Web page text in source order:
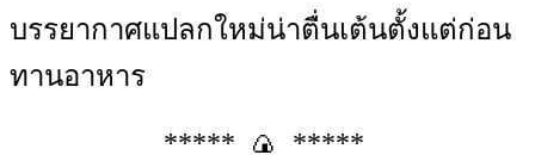
บรรยากาศแปลกใหม่น่าตื่นเต้นตั้งแต่ก่อน
ทานอาหาร
***** 🍙 *****